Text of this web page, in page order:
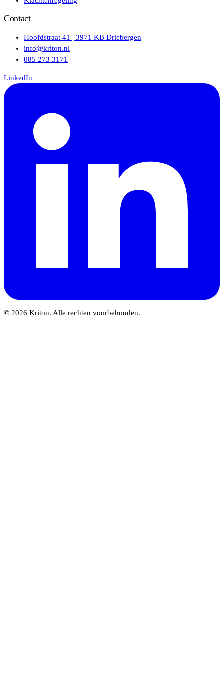
Contact
Hoofdstraat 41 | 3971 KB Driebergen
info@kriton.nl
085 273 3171
LinkedIn
© 2026 Kriton. Alle rechten voorbehouden.